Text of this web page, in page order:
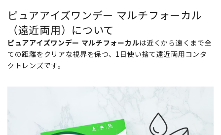
ピュアアイズワンデー マルチフォーカル
（遠近両用）について
ピュアアイズワンデー マルチフォーカルは近くから遠くまで全
ての距離をクリアな視界を保つ、1日使い捨て遠近両用コンタ
クトレンズです。